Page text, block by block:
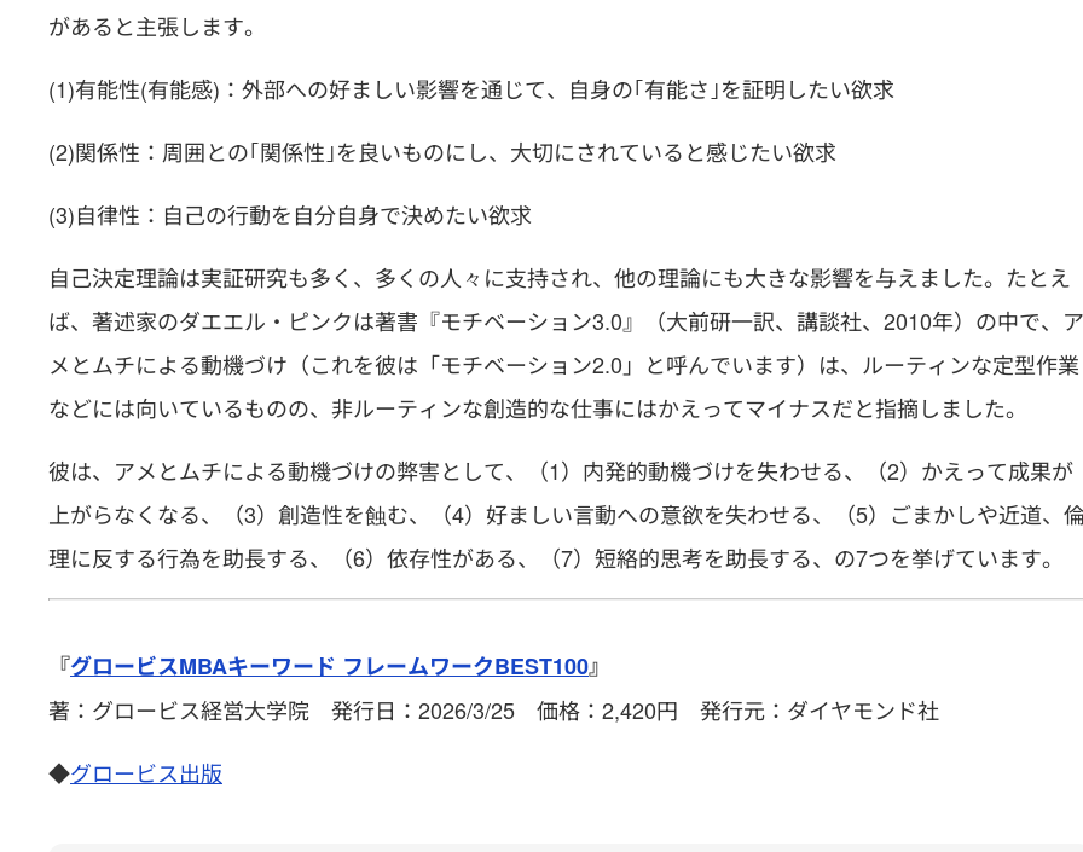
があると主張します。
(1)有能性(有能感)：外部への好ましい影響を通じて、自身の｢有能さ｣を証明したい欲求
(2)関係性：周囲との｢関係性｣を良いものにし、大切にされていると感じたい欲求
(3)自律性：自己の行動を自分自身で決めたい欲求
自己決定理論は実証研究も多く、多くの人々に支持され、他の理論にも大きな影響を与えました。たとえ
ば、著述家のダエエル・ピンクは著書『モチベーション3.0』（大前研一訳、講談社、2010年）の中で、ア
メとムチによる動機づけ（これを彼は「モチベーション2.0」と呼んでいます）は、ルーティンな定型作業
などには向いているものの、非ルーティンな創造的な仕事にはかえってマイナスだと指摘しました。
彼は、アメとムチによる動機づけの弊害として、（1）内発的動機づけを失わせる、（2）かえって成果が
上がらなくなる、（3）創造性を蝕む、（4）好ましい言動への意欲を失わせる、（5）ごまかしや近道、
理に反する行為を助長する、（6）依存性がある、（7）短絡的思考を助長する、の7つを挙げています。
『グロービスMBAキーワード フレームワークBEST100』
著：グロービス経営大学院 発行日：2026/3/25 価格：2,420円 発行元：ダイヤモンド社
◆グロービス出版